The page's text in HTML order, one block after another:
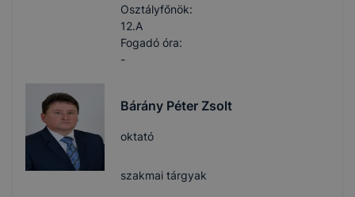
Osztályfőnök:
12.A
Fogadó óra:
-
Bárány Péter Zsolt
oktató
szakmai tárgyak